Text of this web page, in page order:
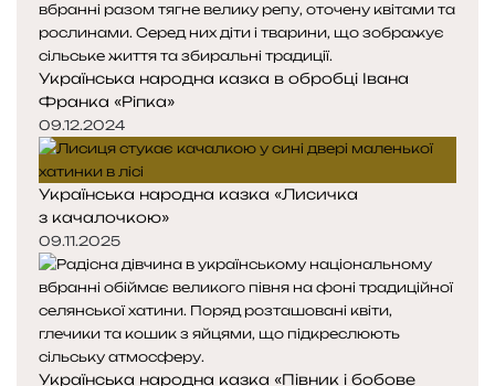
Українська народна казка в обробці Івана
Франка «Ріпка»
09.12.2024
Українська народна казка «Лисичка
з качалочкою»
09.11.2025
Українська народна казка «Півник і бобове